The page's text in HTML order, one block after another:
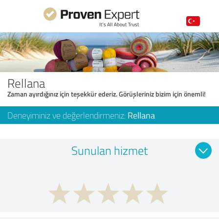
Rellana
Zaman ayırdığınız için teşekkür ederiz. Görüşleriniz bizim için önemli!
Deneyiminiz ve değerlendirmeniz: Rellana
Sunulan hizmet